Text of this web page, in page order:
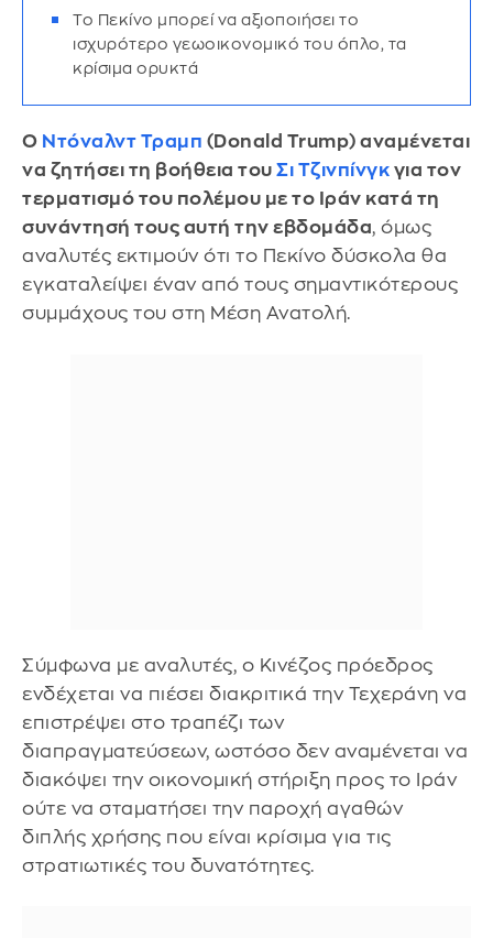
Το Πεκίνο μπορεί να αξιοποιήσει το
ισχυρότερο γεωοικονομικό του όπλο, τα
κρίσιμα ορυκτά
Ο Ντόναλντ Τραμπ (Donald Trump) αναμένεται
να ζητήσει τη βοήθεια του Σι Τζινπίνγκ για τον
τερματισμό του πολέμου με το Ιράν κατά τη
συνάντησή τους αυτή την εβδομάδα, όμως
αναλυτές εκτιμούν ότι το Πεκίνο δύσκολα θα
εγκαταλείψει έναν από τους σημαντικότερους
συμμάχους του στη Μέση Ανατολή.
Σύμφωνα με αναλυτές, ο Κινέζος πρόεδρος
ενδέχεται να πιέσει διακριτικά την Τεχεράνη να
επιστρέψει στο τραπέζι των
διαπραγματεύσεων, ωστόσο δεν αναμένεται να
διακόψει την οικονομική στήριξη προς το Ιράν
ούτε να σταματήσει την παροχή αγαθών
διπλής χρήσης που είναι κρίσιμα για τις
στρατιωτικές του δυνατότητες.